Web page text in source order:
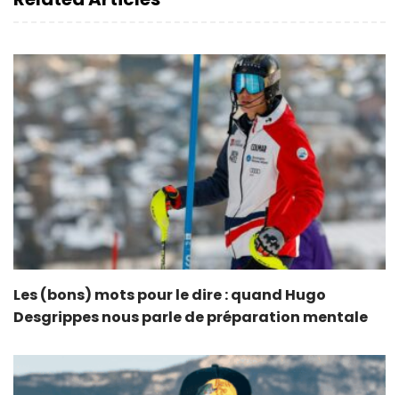
Les (bons) mots pour le dire : quand Hugo
Desgrippes nous parle de préparation mentale